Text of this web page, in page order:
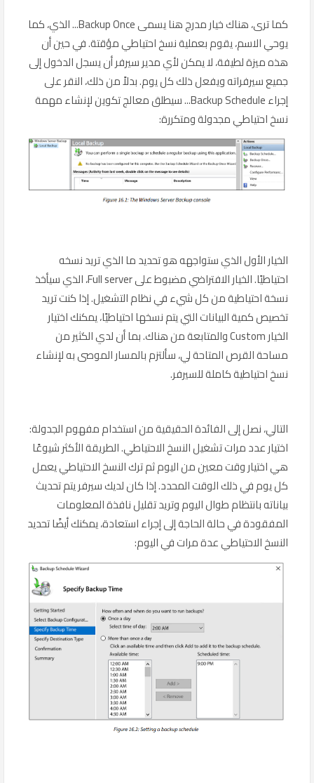
كما ترى، هناك خيار مدرج هنا يسمى Backup Once... الذي، كما
يوحي الاسم، يقوم بعملية نسخ احتياطي مؤقتة. في حين أن
هذه ميزة لطيفة، لا يمكن لأي مدير سيرفر أن يسجل الدخول إلى
جميع سيرفراته ويفعل ذلك كل يوم. بدلاً من ذلك، النقر على
إجراء Backup Schedule... سيطلق معالج تكوين لإنشاء مهمة
نسخ احتياطي مجدولة ومتكررة:
الخيار الأول الذي ستواجهه هو تحديد ما الذي تريد نسخه
احتياطيًا. الخيار الافتراضي مضبوط على Full server، الذي سيأخذ
نسخة احتياطية من كل شيء في نظام التشغيل. إذا كنت تريد
تخصيص كمية البيانات التي يتم نسخها احتياطيًا، يمكنك اختيار
الخيار Custom والمتابعة من هناك. بما أن لدي الكثير من
مساحة القرص المتاحة لي، سألتزم بالمسار الموصى به لإنشاء
نسخ احتياطية كاملة للسيرفر.
التالي، نصل إلى الفائدة الحقيقية من استخدام مفهوم الجدولة:
اختيار عدد مرات تشغيل النسخ الاحتياطي. الطريقة الأكثر شيوعًا
هي اختيار وقت معين من اليوم ثم ترك النسخ الاحتياطي يعمل
كل يوم في ذلك الوقت المحدد. إذا كان لديك سيرفر يتم تحديث
بياناته بانتظام طوال اليوم وتريد تقليل نافذة المعلومات
المفقودة في حالة الحاجة إلى إجراء استعادة، يمكنك أيضًا تحديد
النسخ الاحتياطي عدة مرات في اليوم: